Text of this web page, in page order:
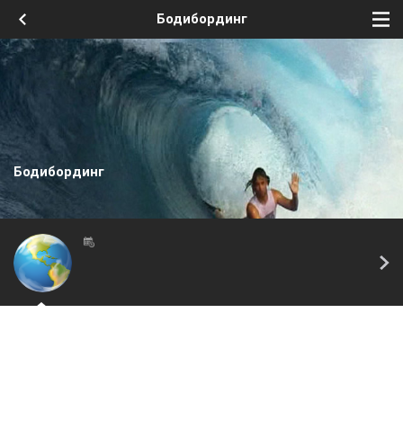
Бодибординг
Бодибординг